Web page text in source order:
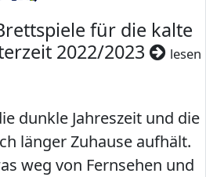
für die kalte
2022/2023
lesen
dunkle Jahreszeit und die
länger Zuhause aufhält.
weg von Fernsehen und